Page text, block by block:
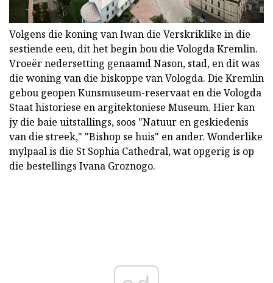
Volgens die koning van Iwan die Verskriklike in die
sestiende eeu, dit het begin bou die Vologda Kremlin.
Vroeër nedersetting genaamd Nason, stad, en dit was
die woning van die biskoppe van Vologda. Die Kremlin
gebou geopen Kunsmuseum-reservaat en die Vologda
Staat historiese en argitektoniese Museum. Hier kan
jy die baie uitstallings, soos "Natuur en geskiedenis
van die streek," "Bishop se huis" en ander. Wonderlike
mylpaal is die St Sophia Cathedral, wat opgerig is op
die bestellings Ivana Groznogo.